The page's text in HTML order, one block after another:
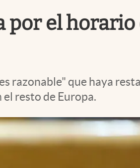
por el
razonable" que haya
resto de Europa.